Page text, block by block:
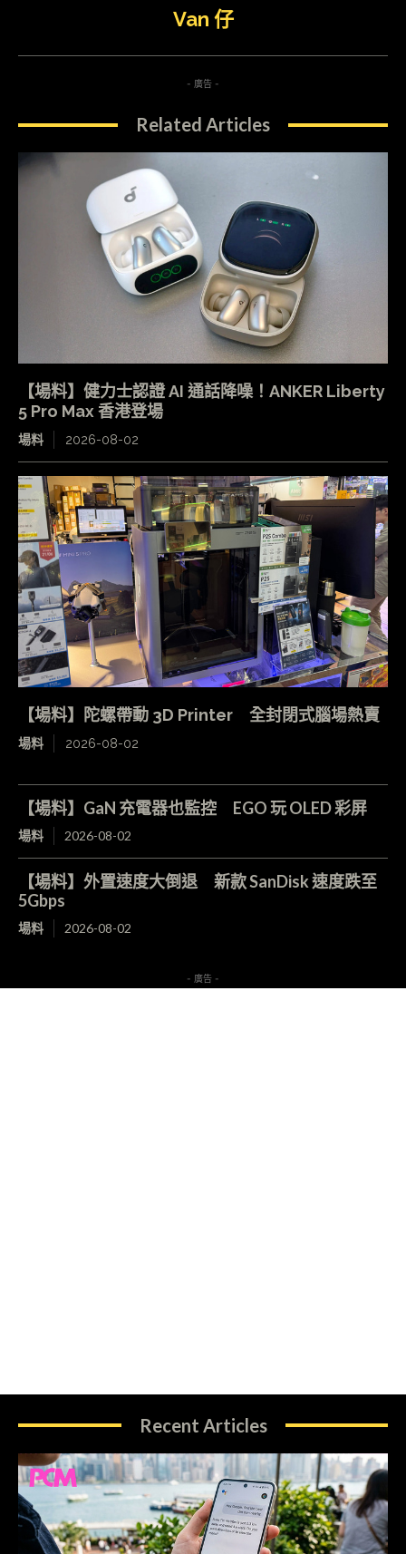
Van 仔
- 廣告 -
Related Articles
【場料】健力士認證 AI 通話降噪！ANKER Liberty
5 Pro Max 香港登場
場料 2026-08-02
【場料】陀螺帶動 3D Printer 全封閉式腦場熱賣
場料 2026-08-02
【場料】GaN 充電器也監控 EGO 玩 OLED 彩屏
場料 2026-08-02
【場料】外置速度大倒退 新款 SanDisk 速度跌至
5Gbps
場料 2026-08-02
- 廣告 -
Recent Articles